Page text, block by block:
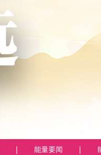
| 能量要闻 |